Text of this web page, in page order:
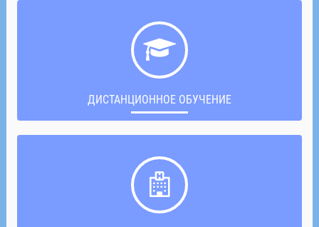
ДИСТАНЦИОННОЕ ОБУЧЕНИЕ